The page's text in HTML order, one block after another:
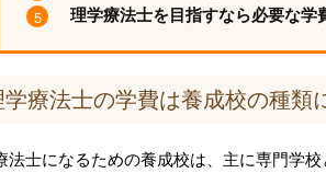
理学療法士を目指すなら必要な学
学療法士の学費は養成校の種類
法士になるための養成校は、主に専門学校